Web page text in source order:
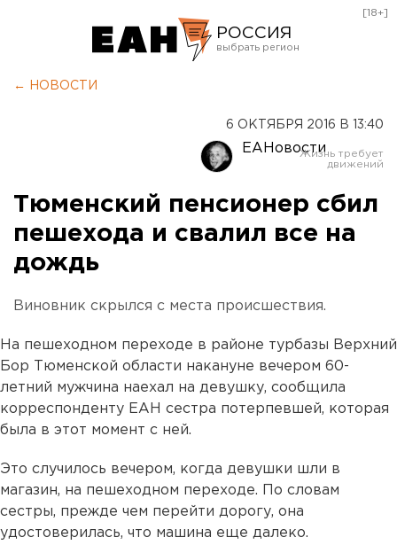
РОССИЯ
Оренбург
[18+]
← НОВОСТИ
6 ОКТЯБРЯ 2016 В 13:40
ЕАНовости
Тюменский пенсионер сбил
пешехода и свалил все на
дождь
Виновник скрылся с места происшествия.
На пешеходном переходе в районе турбазы Верхний
Бор Тюменской области накануне вечером 60-
летний мужчина наехал на девушку, сообщила
корреспонденту ЕАН сестра потерпевшей, которая
была в этот момент с ней.
Это случилось вечером, когда девушки шли в
магазин, на пешеходном переходе. По словам
сестры, прежде чем перейти дорогу, она
удостоверилась, что машина еще далеко.